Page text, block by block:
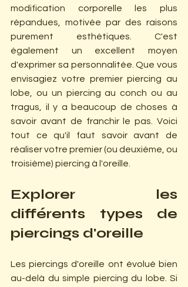
modification corporelle les plus
répandues, motivée par des raisons
purement esthétiques. C'est
également un excellent moyen
d'exprimer sa personnalitée. Que vous
envisagiez votre premier piercing au
lobe, ou un piercing au conch ou au
tragus, il y a beaucoup de choses à
savoir avant de franchir le pas. Voici
tout ce qu'il faut savoir avant de
réaliser votre premier (ou deuxième, ou
troisième) piercing à l'oreille.
Explorer les
différents types de
piercings d'oreille
Les piercings d'oreille ont évolué bien
au-delà du simple piercing du lobe. Si